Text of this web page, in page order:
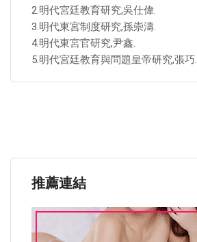
2.明代宮廷教育研究,吳仕偉.
3.明代東宮制度研究,孫崇濤.
4.明代東宮官研究,尹鑫.
5.明代宮廷教育與問題皇帝研究,張巧.
推薦連結